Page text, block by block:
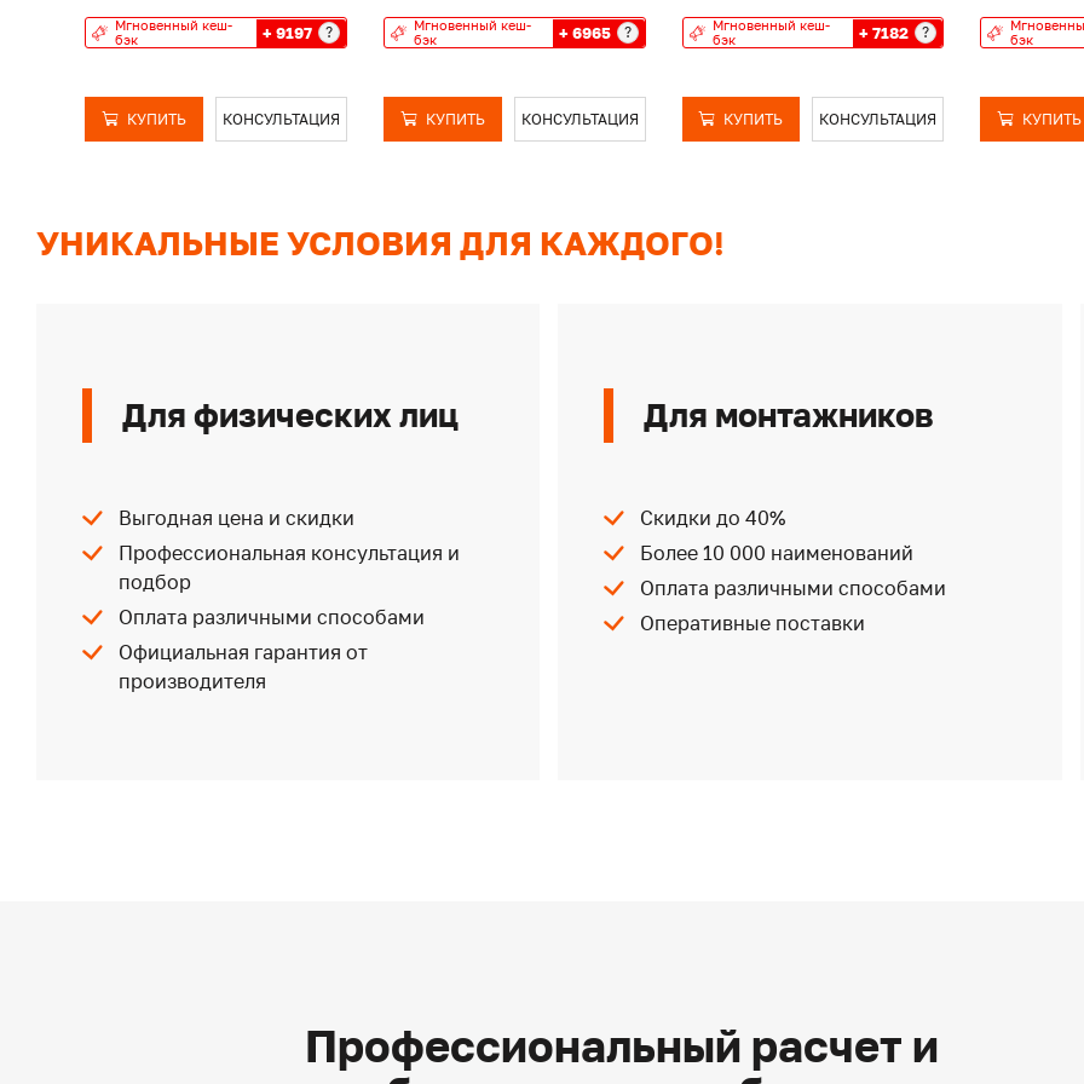
Мгновенный кеш-
бэк
+ 9197 ?
КУПИТЬ КОНСУЛЬТАЦИЯ
Мгновенный кеш-
бэк
+ 6965 ?
КУПИТЬ КОНСУЛЬТАЦИЯ
Мгновенный кеш-
бэк
+ 7182 ?
КУПИТЬ КОНСУЛЬТАЦИЯ
бэк
КУПИТЬ
УНИКАЛЬНЫЕ УСЛОВИЯ ДЛЯ КАЖДОГО!
Для физических лиц
Выгодная цена и скидки
Профессиональная консультация и
подбор
Оплата различными способами
Официальная гарантия от
производителя
Для монтажников
Скидки до 40%
Более 10 000 наименований
Оплата различными способами
Оперативные поставки
Профессиональный расчет и